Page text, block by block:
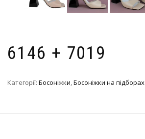
6146 + 7019
Категорії: Босоніжки,Босоніжки на підборах